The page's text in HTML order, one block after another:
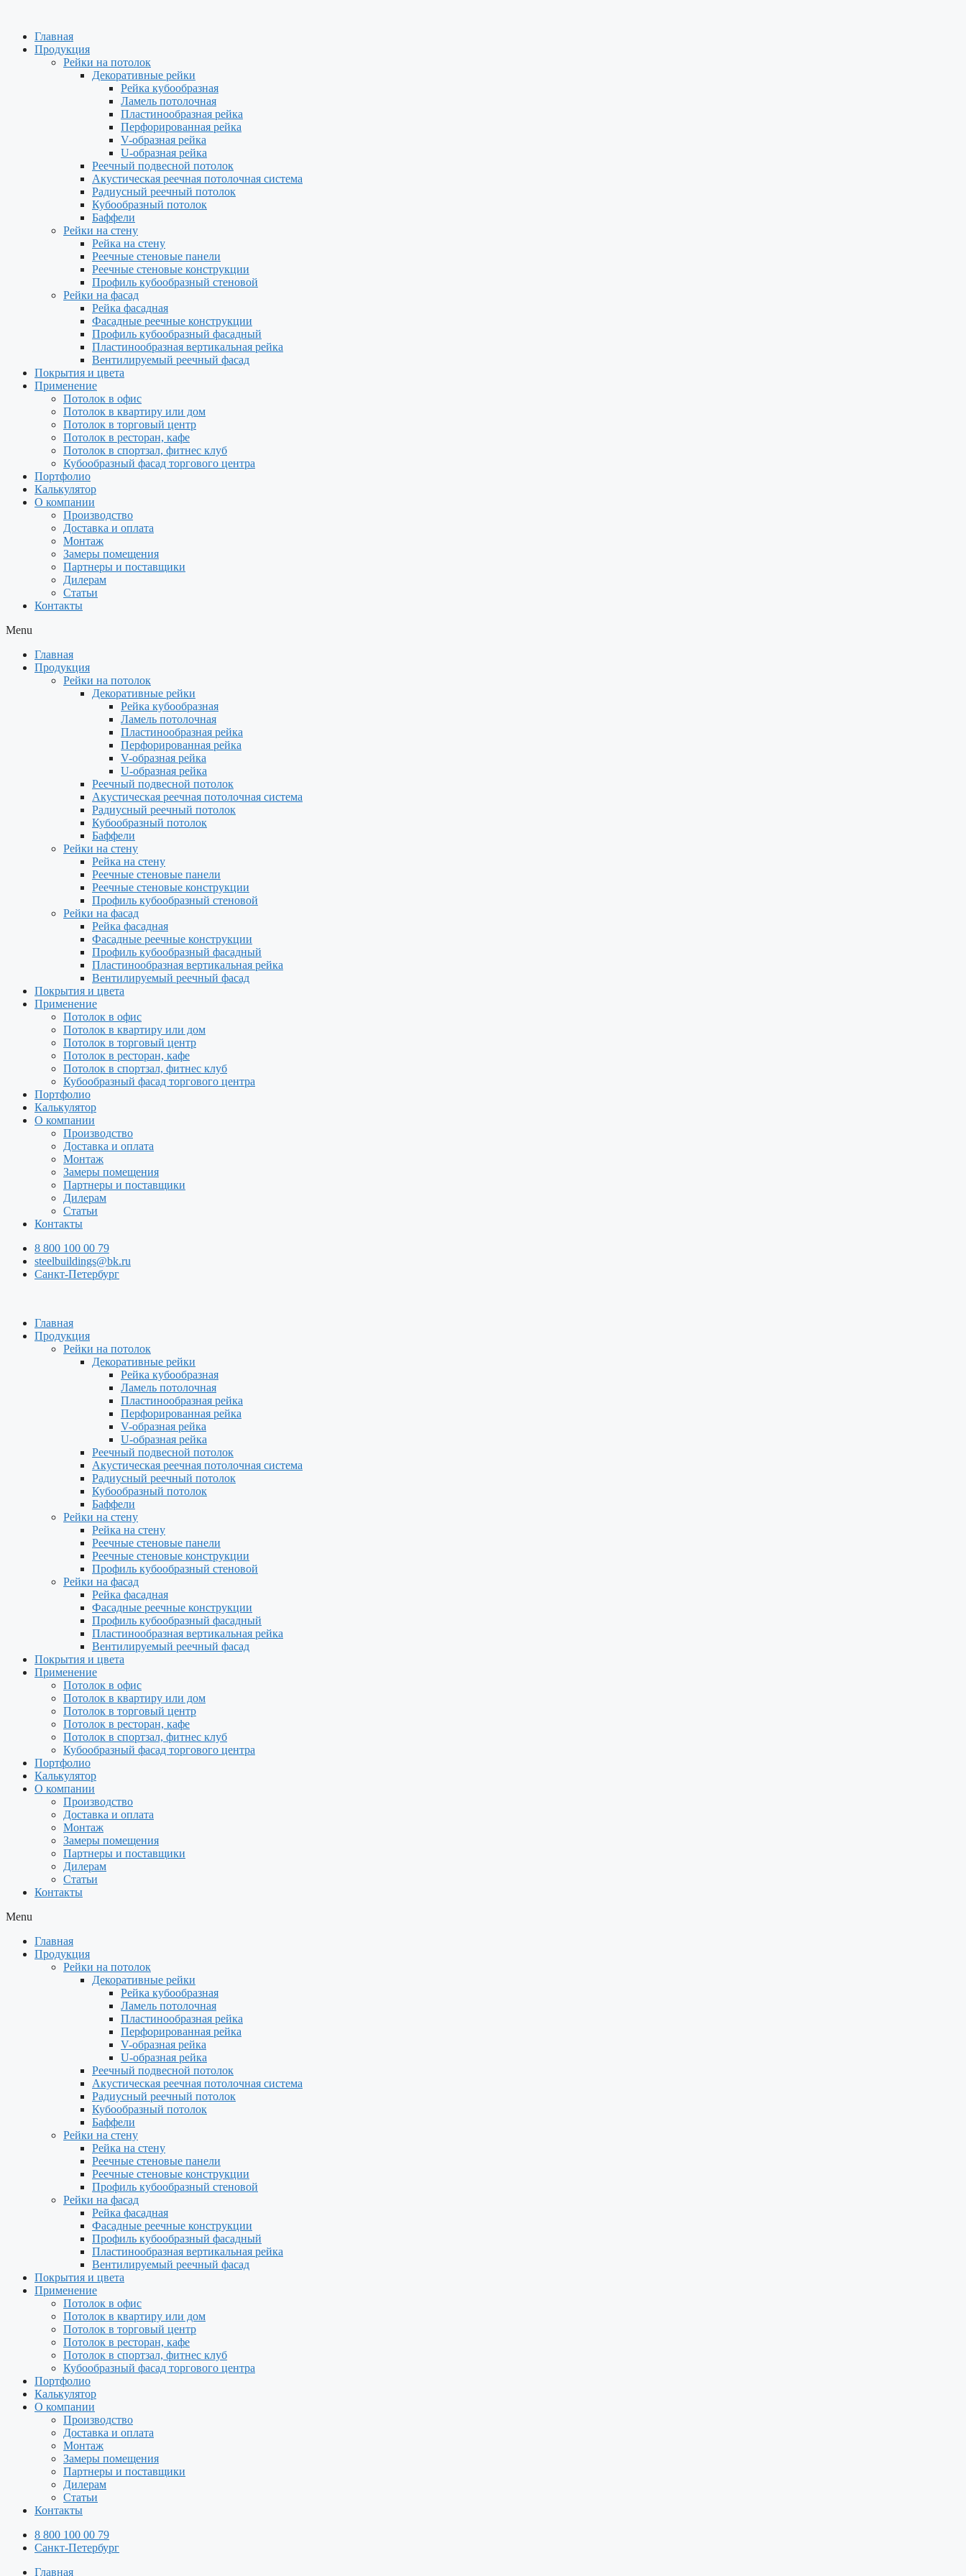
содержимому
Главная
Продукция
Рейки на потолок
Декоративные рейки
Рейка кубообразная
Ламель потолочная
Пластинообразная рейка
Перфорированная рейка
V-образная рейка
U-образная рейка
Реечный подвесной потолок
Акустическая реечная потолочная система
Радиусный реечный потолок
Кубообразный потолок
Баффели
Рейки на стену
Рейка на стену
Реечные стеновые панели
Реечные стеновые конструкции
Профиль кубообразный стеновой
Рейки на фасад
Рейка фасадная
Фасадные реечные конструкции
Профиль кубообразный фасадный
Пластинообразная вертикальная рейка
Вентилируемый реечный фасад
Покрытия и цвета
Применение
Потолок в офис
Потолок в квартиру или дом
Потолок в торговый центр
Потолок в ресторан, кафе
Потолок в спортзал, фитнес клуб
Кубообразный фасад торгового центра
Портфолио
Калькулятор
О компании
Производство
Доставка и оплата
Монтаж
Замеры помещения
Партнеры и поставщики
Дилерам
Статьи
Контакты
Menu
Главная
Продукция
Рейки на потолок
Декоративные рейки
Рейка кубообразная
Ламель потолочная
Пластинообразная рейка
Перфорированная рейка
V-образная рейка
U-образная рейка
Реечный подвесной потолок
Акустическая реечная потолочная система
Радиусный реечный потолок
Кубообразный потолок
Баффели
Рейки на стену
Рейка на стену
Реечные стеновые панели
Реечные стеновые конструкции
Профиль кубообразный стеновой
Рейки на фасад
Рейка фасадная
Фасадные реечные конструкции
Профиль кубообразный фасадный
Пластинообразная вертикальная рейка
Вентилируемый реечный фасад
Покрытия и цвета
Применение
Потолок в офис
Потолок в квартиру или дом
Потолок в торговый центр
Потолок в ресторан, кафе
Потолок в спортзал, фитнес клуб
Кубообразный фасад торгового центра
Портфолио
Калькулятор
О компании
Производство
Доставка и оплата
Монтаж
Замеры помещения
Партнеры и поставщики
Дилерам
Статьи
Контакты
8 800 100 00 79
steelbuildings@bk.ru
Санкт-Петербург
Главная
Продукция
Рейки на потолок
Декоративные рейки
Рейка кубообразная
Ламель потолочная
Пластинообразная рейка
Перфорированная рейка
V-образная рейка
U-образная рейка
Реечный подвесной потолок
Акустическая реечная потолочная система
Радиусный реечный потолок
Кубообразный потолок
Баффели
Рейки на стену
Рейка на стену
Реечные стеновые панели
Реечные стеновые конструкции
Профиль кубообразный стеновой
Рейки на фасад
Рейка фасадная
Фасадные реечные конструкции
Профиль кубообразный фасадный
Пластинообразная вертикальная рейка
Вентилируемый реечный фасад
Покрытия и цвета
Применение
Потолок в офис
Потолок в квартиру или дом
Потолок в торговый центр
Потолок в ресторан, кафе
Потолок в спортзал, фитнес клуб
Кубообразный фасад торгового центра
Портфолио
Калькулятор
О компании
Производство
Доставка и оплата
Монтаж
Замеры помещения
Партнеры и поставщики
Дилерам
Статьи
Контакты
Menu
Главная
Продукция
Рейки на потолок
Декоративные рейки
Рейка кубообразная
Ламель потолочная
Пластинообразная рейка
Перфорированная рейка
V-образная рейка
U-образная рейка
Реечный подвесной потолок
Акустическая реечная потолочная система
Радиусный реечный потолок
Кубообразный потолок
Баффели
Рейки на стену
Рейка на стену
Реечные стеновые панели
Реечные стеновые конструкции
Профиль кубообразный стеновой
Рейки на фасад
Рейка фасадная
Фасадные реечные конструкции
Профиль кубообразный фасадный
Пластинообразная вертикальная рейка
Вентилируемый реечный фасад
Покрытия и цвета
Применение
Потолок в офис
Потолок в квартиру или дом
Потолок в торговый центр
Потолок в ресторан, кафе
Потолок в спортзал, фитнес клуб
Кубообразный фасад торгового центра
Портфолио
Калькулятор
О компании
Производство
Доставка и оплата
Монтаж
Замеры помещения
Партнеры и поставщики
Дилерам
Статьи
Контакты
8 800 100 00 79
Санкт-Петербург
Главная